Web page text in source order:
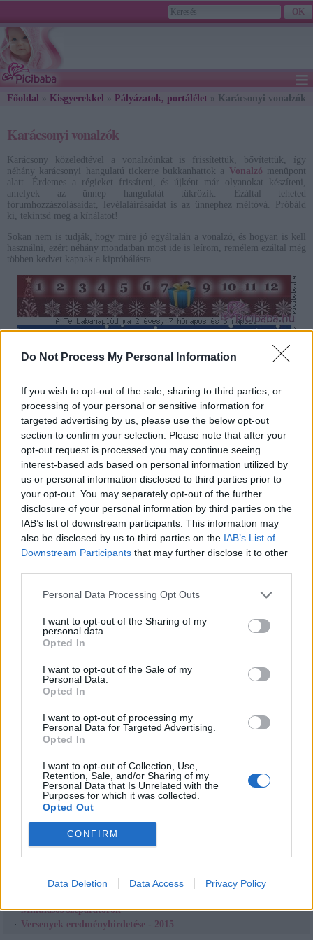
Do Not Process My Personal Information
If you wish to opt-out of the sale, sharing to third parties, or
processing of your personal or sensitive information for
targeted advertising by us, please use the below opt-out
section to confirm your selection. Please note that after your
opt-out request is processed you may continue seeing
interest-based ads based on personal information utilized by
us or personal information disclosed to third parties prior to
your opt-out. You may separately opt-out of the further
disclosure of your personal information by third parties on the
IAB’s list of downstream participants. This information may
also be disclosed by us to third parties on the IAB’s List of
Downstream Participants that may further disclose it to other
Personal Data Processing Opt Outs
I want to opt-out of the Sharing of my
personal data.
Opted In
I want to opt-out of the Sale of my
Personal Data.
Opted In
I want to opt-out of processing my
Personal Data for Targeted Advertising.
Opted In
I want to opt-out of Collection, Use,
Retention, Sale, and/or Sharing of my
Personal Data that Is Unrelated with the
Purposes for which it was collected.
Opted Out
CONFIRM
Data Deletion Data Access Privacy Policy
≡
Főoldal » Kisgyerekkel » Pályázatok, portálélet » Karácsonyi vonalzók
2026. August 08., Saturday - László napja
Karácsonyi vonalzók
Karácsony közeledtével a vonalzóinkat is frissítettük, bővítettük, így
néhány karácsonyi hangulatú tickerre bukkanhattok a Vonalzó menüpont
alatt. Érdemes a régieket frissíteni, és újként már olyanokat készíteni,
amelyek az ünnep hangulatát tükrözik. Ezáltal teheted
fórumhozzászólásaidat, levélaláírásaidat is az ünnephez méltóvá. Próbáld
ki, tekintsd meg a kínálatot!
Sokan nem is tudják, hogy mire jó egyáltalán a vonalzó, és hogyan is kell
használni, ezért néhány mondatban most ide is leírom, remélem ezáltal még
többen kedvet kapnak a kipróbálásra.
A vonalzó készítésének menete:
Regisztráció, majd belépés után a Vonalzó menüpont alatt megtalálhatod az
előre elkészített űrlapot, és az alapsablonokat (háttereket és mutatókat).
Csak a gyermeked nevét és születési idejét kell megadnod, a sablonok közül
kiválasztani a kicsihez legjobban illő hátteret, valamint a számodra
legkedvesebb mutatót, majd a lap alján található Rendben gomb
vagy nevezheted, ahogy szimpatikus.
Mire jó egy vonalzó?
Használhatod a Fórumokban a hozzászólásod végére aláírásként, így mások
is naprakészek lehetnek a gyermeked korát illetően. Beszúrhatod az e-
mailjeid végére, így nem csak információt közölsz, de dekoratívvá
Hogyan kell beilleszteni a Fórumhozzászólásaim alá?
A vonalzók alatt találsz egy BBC kódot, amelyet ki kell másolnod és a
több vonalzót is, ha több gyermeked korát szeretnéd feltűntetni. Példaként
a fent található vonalzó BBC kódja a következő: [url=http://picibaba.hu]
[img]http://vonalzo.picibaba.hu/24.jpg[/img][/url]
Vonalzó szerkesztése, törlése:
Ha a későbbiekben meggondolnád magad, hogy mégsincs szükséged a
vonalzóra, akkor nyugodtan törölheted azt a Törlés gomb segítségével,
vagy a Módosítás gombra kattintva újra szerkesztheted a régit.
Újévi jókívánság
Mikulásos szeparátorok
Versenyek eredményhirdetése - 2015